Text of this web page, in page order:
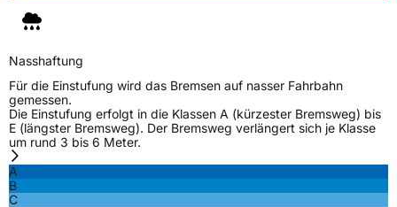
Nasshaftung
Für die Einstufung wird das Bremsen auf nasser Fahrbahn
gemessen.
Die Einstufung erfolgt in die Klassen A (kürzester Bremsweg) bis
E (längster Bremsweg). Der Bremsweg verlängert sich je Klasse
um rund 3 bis 6 Meter.
A
B
C